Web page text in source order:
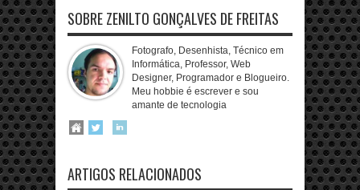
SOBRE ZENILTO GONÇALVES DE FREITAS
Fotografo, Desenhista, Técnico em
Informática, Professor, Web
Designer, Programador e Blogueiro.
Meu hobbie é escrever e sou
amante de tecnologia
ARTIGOS RELACIONADOS